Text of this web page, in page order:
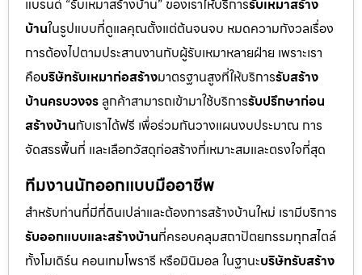
แบรนด์ “รับเหมาสร้างบ้าน” ของเราให้บริการรับเหมาสร้าง
บ้านในรูปแบบที่ดูแลคุณตั้งแต่ต้นจนจบ หมดความกังวลเรื่อง
การต้องไปตามประสานงานกับผู้รับเหมาหลายฝ่าย เพราะเรา
คือบริษัทรับเหมาก่อสร้างมาตรฐานสูงที่ให้บริการรับสร้าง
บ้านครบวงจร ลูกค้าสามารถเข้ามาใช้บริการรับปรึกษาก่อน
สร้างบ้านกับเราได้ฟรี เพื่อร่วมกันวางแผนงบประมาณ การ
จัดสรรพื้นที่ และเลือกวัสดุก่อสร้างที่เหมาะสมและตรงใจที่สุด
ทีมงานนักออกแบบมืออาชีพ
สำหรับท่านที่มีที่ดินเปล่าและต้องการสร้างบ้านใหม่ เรามีบริการ
รับออกแบบและสร้างบ้านที่ครอบคลุมสถาปัตยกรรมทุกสไตล์
ทั้งโมเดิร์น คอนเทมโพรารี หรือมินิมอล ในฐานะบริษัทรับสร้าง